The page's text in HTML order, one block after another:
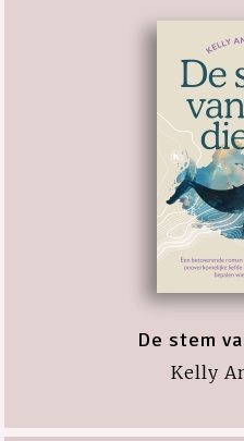
De stem
Kelly